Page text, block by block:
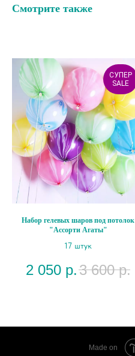
Смотрите также
СУПЕР
SALE
Набор гелевых шаров под потолок
"Ассорти Агаты"
17 штук
2 050 р.3 600 р.
Made on